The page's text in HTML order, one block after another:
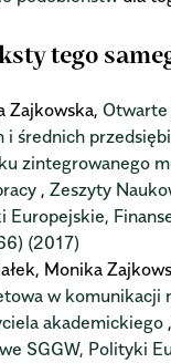
tego
Zajkowska, Otwarte
i średnich
zintegrowanego
, Zeszyty
Europejskie,
(2017)
Monika
w komunikacji
akademickiego ,
SGGW, Polityki